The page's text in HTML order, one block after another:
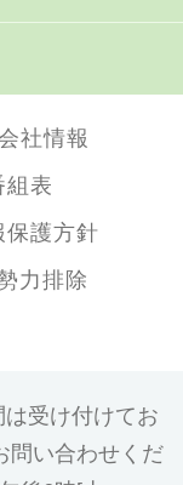
社情報
組表
保護方針
力排除
受け付けてお
問い合わせくだ